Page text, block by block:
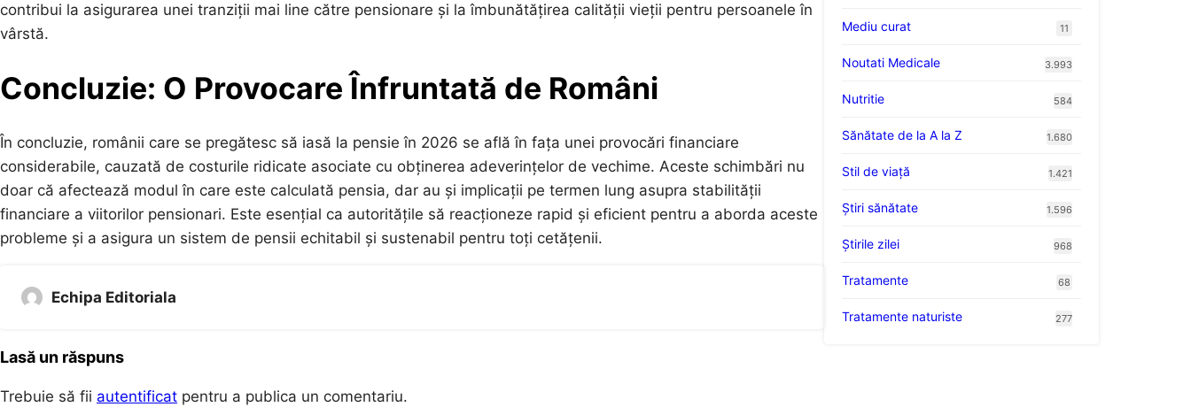
contribui la asigurarea unei tranziții mai line către pensionare și la îmbunătățirea calității vieții pentru persoanele în
vârstă.
Concluzie: O Provocare Înfruntată de Români
În concluzie, românii care se pregătesc să iasă la pensie în 2026 se află în fața unei provocări financiare
considerabile, cauzată de costurile ridicate asociate cu obținerea adeverințelor de vechime. Aceste schimbări nu
doar că afectează modul în care este calculată pensia, dar au și implicații pe termen lung asupra stabilității
financiare a viitorilor pensionari. Este esențial ca autoritățile să reacționeze rapid și eficient pentru a aborda aceste
probleme și a asigura un sistem de pensii echitabil și sustenabil pentru toți cetățenii.
Echipa Editoriala
Lasă un răspuns
Trebuie să fii autentificat pentru a publica un comentariu.
Mediu curat 11
Noutati Medicale 3.993
Nutritie 584
Sănătate de la A la Z 1.680
Stil de viaţă 1.421
Ştiri sănătate 1.596
Știrile zilei 968
Tratamente 68
Tratamente naturiste 277